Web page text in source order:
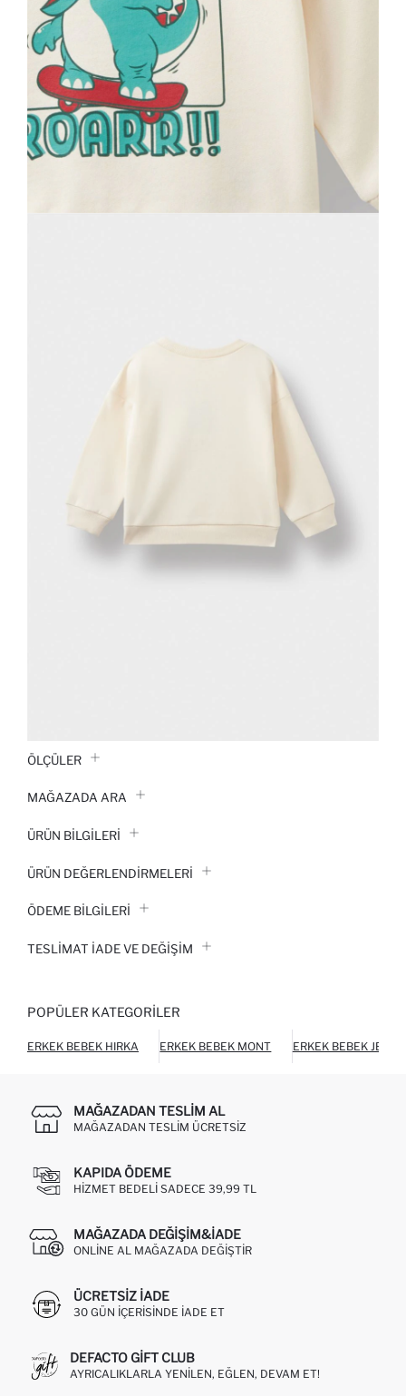
ÖLÇÜLER
MAĞAZADA ARA
ÜRÜN BILGILERI
ÜRÜN DEĞERLENDİRMELERİ
ÖDEME BİLGİLERİ
TESLIMAT İADE VE DEĞIŞIM
POPÜLER KATEGORILER
ERKEK BEBEK HIRKA ERKEK BEBEK MONT ERKEK BEBEK JEAN
MAĞAZADAN TESLIM AL
MAĞAZADAN TESLIM ÜCRETSIZ
KAPIDA ÖDEME
HIZMET BEDELI SADECE 39,99 TL
MAĞAZADA DEĞIŞIM&İADE
ONLINE AL MAĞAZADA DEĞIŞTIR
ÜCRETSIZ IADE
30 GÜN IÇERISINDE IADE ET
DEFACTO GIFT CLUB
AYRICALIKLARLA YENILEN, EĞLEN, DEVAM ET!